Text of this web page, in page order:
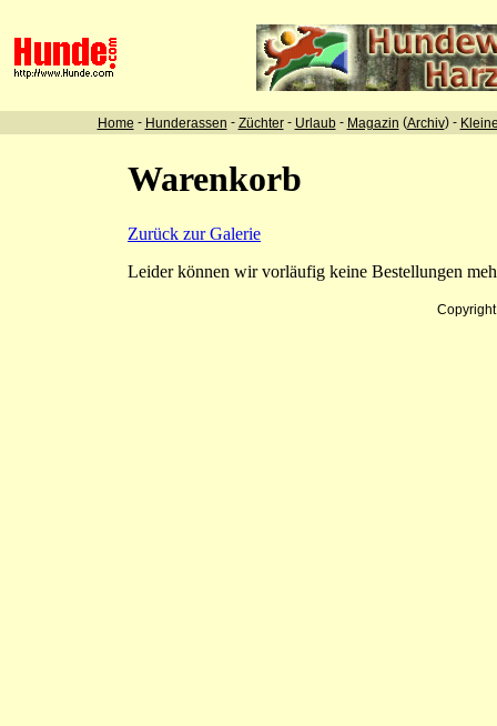
Home - Hunderassen - Züchter- Urlaub- Magazin (Archiv) -
Warenkorb
Zurück zur Galerie
Leider können wir vorläufig keine Bestellungen